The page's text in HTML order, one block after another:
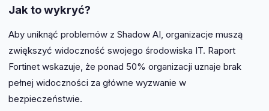
Jak to wykryć?
Aby uniknąć problemów z Shadow AI, organizacje muszą
zwiększyć widoczność swojego środowiska IT. Raport
Fortinet wskazuje, że ponad 50% organizacji uznaje brak
pełnej widoczności za główne wyzwanie w
bezpieczeństwie.